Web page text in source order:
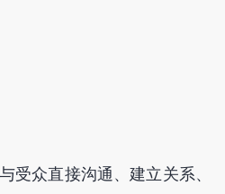
受众直接沟通、建立关系、